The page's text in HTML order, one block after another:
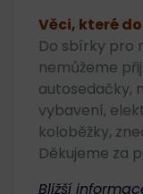
Věci, které
Do sbírky pro
nemůžeme
autosedačky,
vybavení,
koloběžky,
Děkujeme za
Bližší